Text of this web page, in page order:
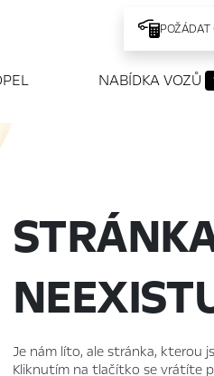
NABÍDKA VOZŮ
Je nám líto, ale stránka, kterou
Kliknutím na tlačítko se vrátíte